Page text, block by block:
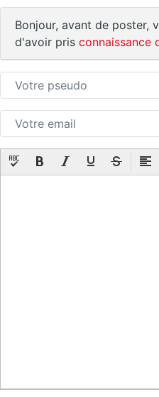
Bonjour, avant de poster,
d'avoir pris connaissance